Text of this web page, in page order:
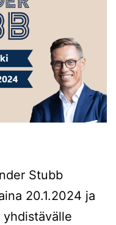
Stubb
20.1.2024 ja